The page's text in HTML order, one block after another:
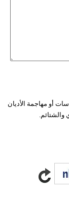
أو مهاجمة الأديان
والشتائم.